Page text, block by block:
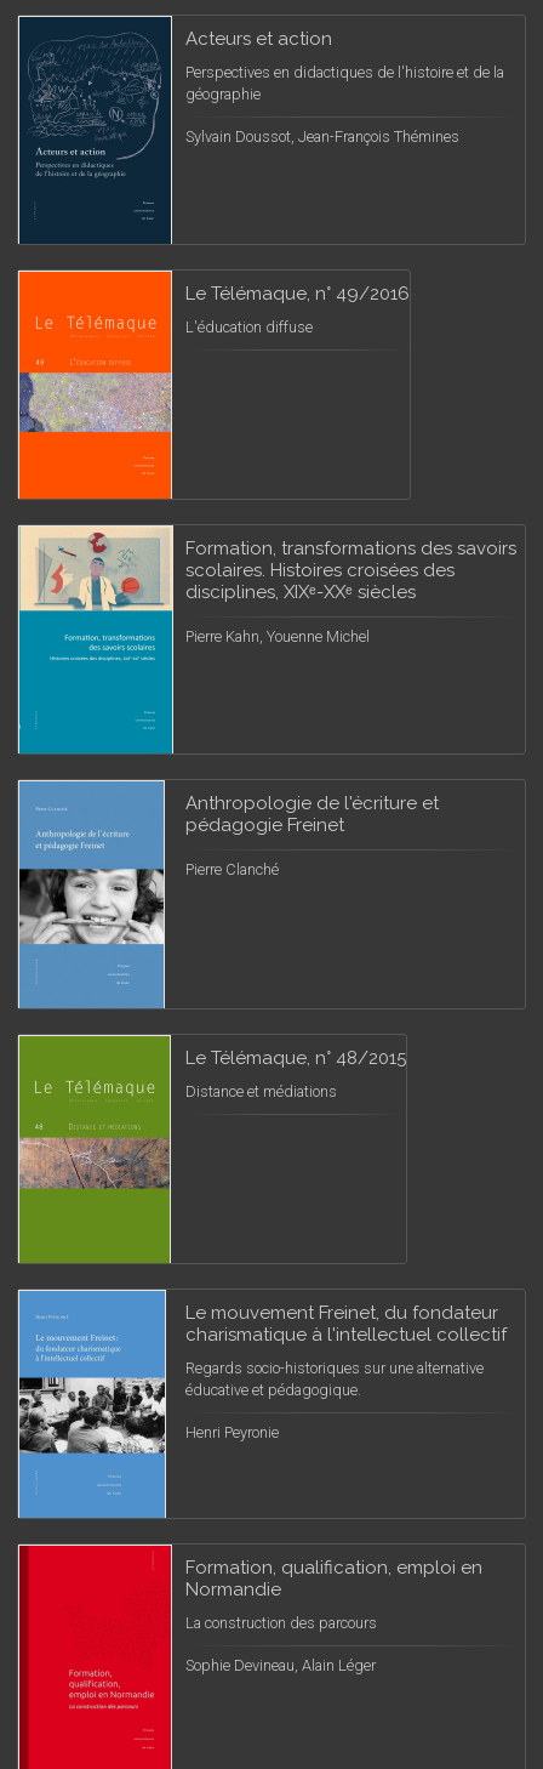
Acteurs et action
Perspectives en didactiques de l'histoire et de la
géographie
Sylvain Doussot, Jean-François Thémines
Le Télémaque, n° 49/2016
L'éducation diffuse
Formation, transformations des savoirs
scolaires. Histoires croisées des
disciplines, XIXᵉ-XXᵉ siècles
Pierre Kahn, Youenne Michel
Anthropologie de l'écriture et
pédagogie Freinet
Pierre Clanché
Le Télémaque, n° 48/2015
Distance et médiations
Le mouvement Freinet, du fondateur
charismatique à l'intellectuel collectif
Regards socio-historiques sur une alternative
éducative et pédagogique.
Henri Peyronie
Formation, qualification, emploi en
Normandie
La construction des parcours
Sophie Devineau, Alain Léger